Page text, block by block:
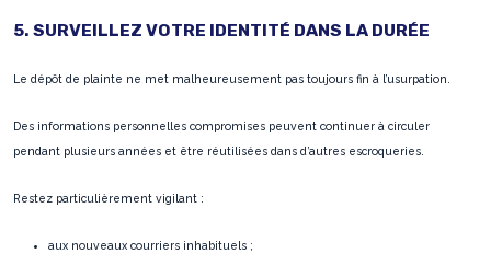
5. SURVEILLEZ VOTRE IDENTITÉ DANS LA DURÉE
Le dépôt de plainte ne met malheureusement pas toujours fin à l’usurpation.
Des informations personnelles compromises peuvent continuer à circuler
pendant plusieurs années et être réutilisées dans d’autres escroqueries.
Restez particulièrement vigilant :
aux nouveaux courriers inhabituels ;